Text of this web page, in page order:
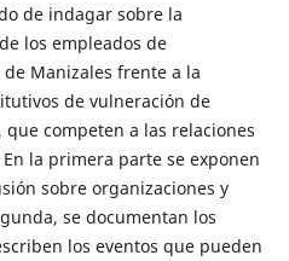
de indagar sobre la
los empleados de
Manizales frente a la
de vulneración de
competen a las relaciones
la primera parte se exponen
sobre organizaciones y
se documentan los
los eventos que pueden